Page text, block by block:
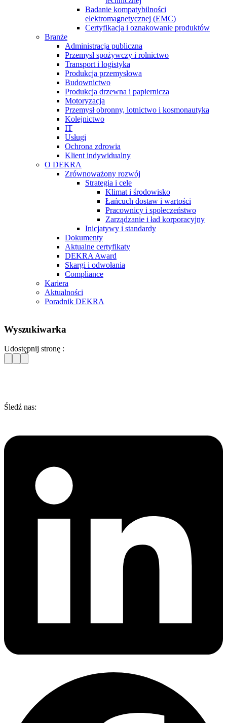
Badanie kompatybilności
elektromagnetycznej (EMC)
Certyfikacja i oznakowanie produktów
Branże
Administracja publiczna
Przemysł spożywczy i rolnictwo
Transport i logistyka
Produkcja przemysłowa
Budownictwo
Produkcja drzewna i papiernicza
Motoryzacja
Przemysł obronny, lotnictwo i kosmonautyka
Kolejnictwo
IT
Usługi
Ochrona zdrowia
Klient indywidualny
O DEKRA
Zrównoważony rozwój
Strategia i cele
Klimat i środowisko
Łańcuch dostaw i wartości
Pracownicy i społeczeństwo
Zarządzanie i ład korporacyjny
Inicjatywy i standardy
Dokumenty
Aktualne certyfikaty
DEKRA Award
Skargi i odwołania
Compliance
Kariera
Aktualności
Poradnik DEKRA
Wyszukiwarka
Udostępnij stronę :
Śledź nas: